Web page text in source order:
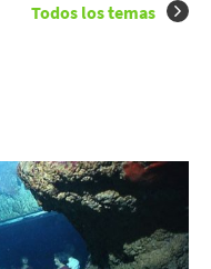
Todos los temas